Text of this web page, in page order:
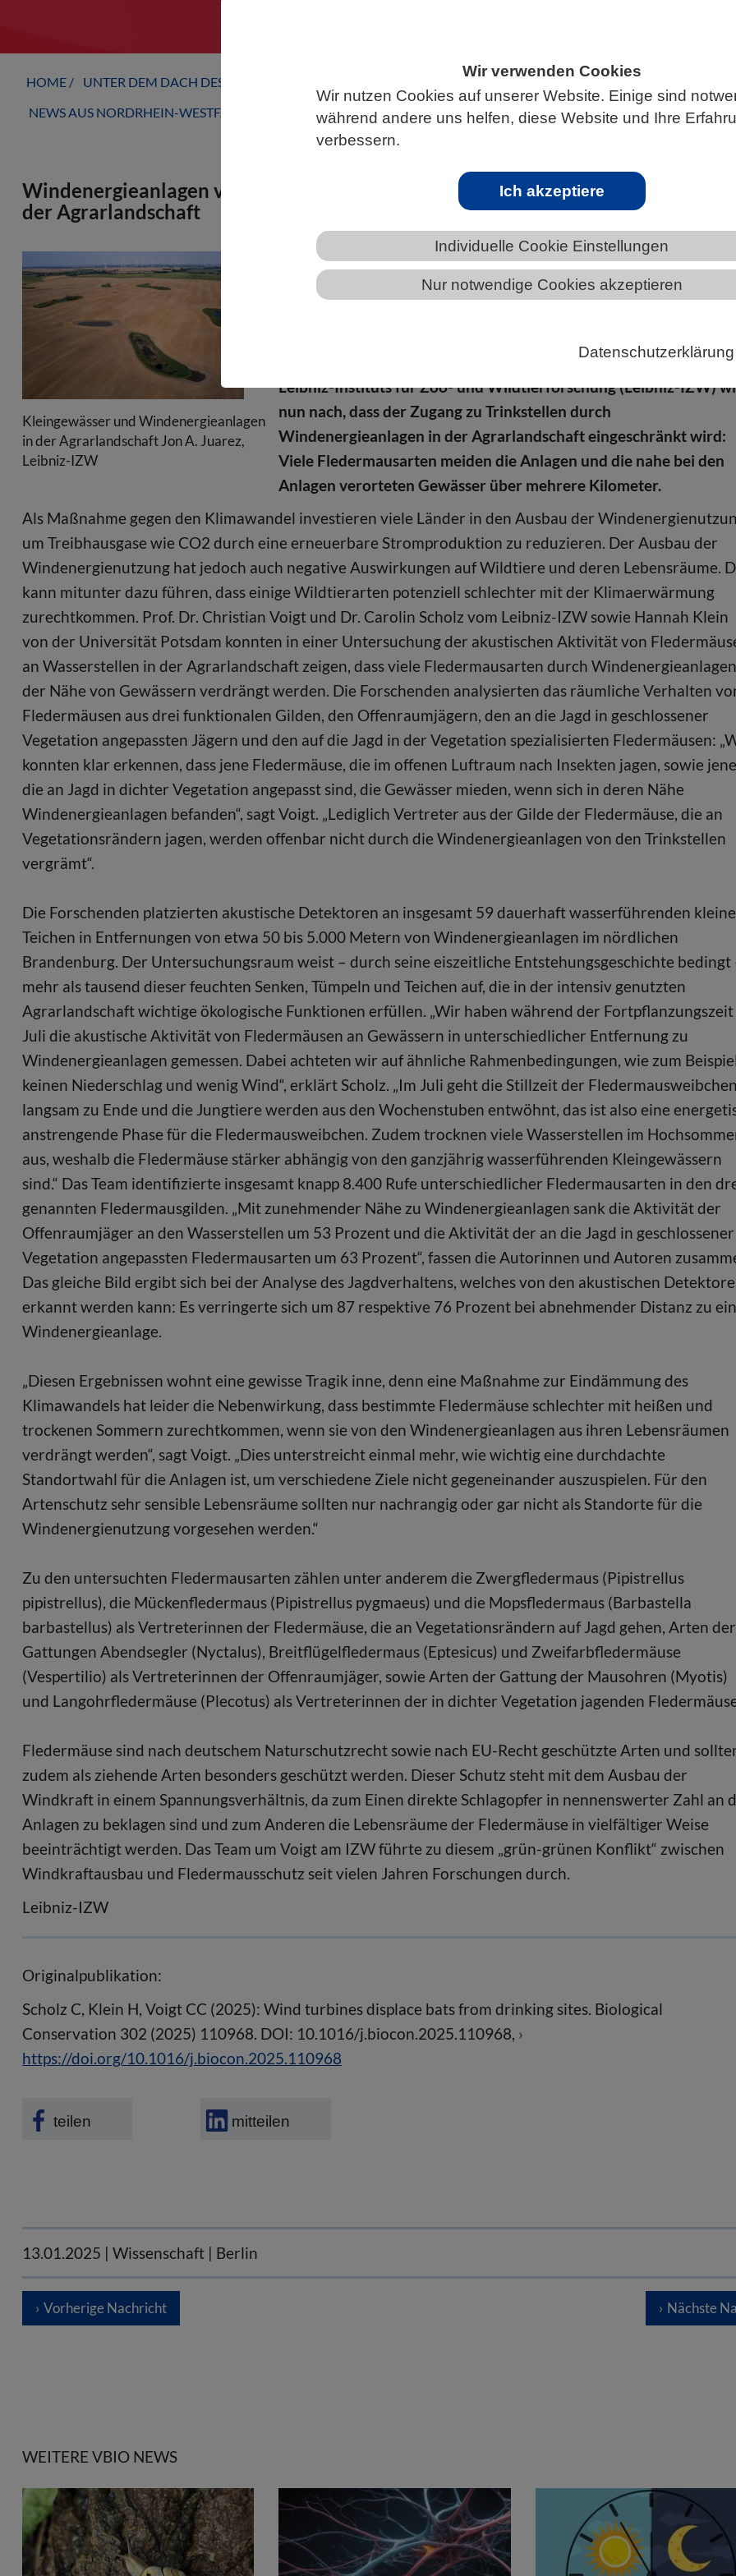
Wir verwenden Cookies
Wir nutzen Cookies auf unserer Website. Einige sind
während andere uns helfen, diese Website und Ihre
verbessern.
Ich akzeptiere
Individuelle Cookie Einstellungen
Nur notwendige Cookies akzeptieren
Datenschutzerklärung
HOME UNTER DEM DACH DES VBIO
NORDRHEIN-WESTFALEN
NEWS AUS NORDRHEIN-WESTFALEN
Windenergieanlagen verschlechtern den Zugang von Fledermäusen zu
der Agrarlandschaft
Kleingewässer und Windenergieanlagen
in der Agrarlandschaft Jon A. Juarez,
Leibniz-IZW
Fledermäuse sind auf offene Gewässer wie kleine Teiche und Seen
für die Jagd und als Trinkstellen angewiesen. Insbesondere in den
Zugang zu Wasser überlebenswichtig. Ein Forschungsteam des
Leibniz-Instituts für Zoo- und Wildtierforschung (Leibniz-IZW)
nun nach, dass der Zugang zu Trinkstellen durch
Windenergieanlagen in der Agrarlandschaft eingeschränkt wird:
Viele Fledermausarten meiden die Anlagen und die nahe bei den
Anlagen verorteten Gewässer über mehrere Kilometer.
Als Maßnahme gegen den Klimawandel investieren viele Länder in den Ausbau der
um Treibhausgase wie CO2 durch eine erneuerbare Stromproduktion zu reduzieren. Der Ausbau der
Windenergienutzung hat jedoch auch negative Auswirkungen auf Wildtiere und deren Lebensräume.
kann mitunter dazu führen, dass einige Wildtierarten potenziell schlechter mit der Klimaerwärmung
zurechtkommen. Prof. Dr. Christian Voigt und Dr. Carolin Scholz vom Leibniz-IZW sowie Hannah Klein
von der Universität Potsdam konnten in einer Untersuchung der akustischen Aktivität von
an Wasserstellen in der Agrarlandschaft zeigen, dass viele Fledermausarten durch
der Nähe von Gewässern verdrängt werden. Die Forschenden analysierten das räumliche Verhalten
Fledermäusen aus drei funktionalen Gilden, den Offenraumjägern, den an die Jagd in geschlossener
Vegetation angepassten Jägern und den auf die Jagd in der Vegetation spezialisierten Fledermäusen:
konnten klar erkennen, dass jene Fledermäuse, die im offenen Luftraum nach Insekten jagen, sowie
die an Jagd in dichter Vegetation angepasst sind, die Gewässer mieden, wenn sich in deren Nähe
Windenergieanlagen befanden“, sagt Voigt. „Lediglich Vertreter aus der Gilde der Fledermäuse, die an
Vegetationsrändern jagen, werden offenbar nicht durch die Windenergieanlagen von den Trinkstellen
vergrämt“.
Die Forschenden platzierten akustische Detektoren an insgesamt 59 dauerhaft wasserführenden
Teichen in Entfernungen von etwa 50 bis 5.000 Metern von Windenergieanlagen im nördlichen
Brandenburg. Der Untersuchungsraum weist – durch seine eiszeitliche Entstehungsgeschichte bedingt
mehr als tausend dieser feuchten Senken, Tümpeln und Teichen auf, die in der intensiv genutzten
Agrarlandschaft wichtige ökologische Funktionen erfüllen. „Wir haben während der Fortpflanzungszeit
Juli die akustische Aktivität von Fledermäusen an Gewässern in unterschiedlicher Entfernung zu
Windenergieanlagen gemessen. Dabei achteten wir auf ähnliche Rahmenbedingungen, wie zum
keinen Niederschlag und wenig Wind“, erklärt Scholz. „Im Juli geht die Stillzeit der Fledermausweibchen
langsam zu Ende und die Jungtiere werden aus den Wochenstuben entwöhnt, das ist also eine
anstrengende Phase für die Fledermausweibchen. Zudem trocknen viele Wasserstellen im
aus, weshalb die Fledermäuse stärker abhängig von den ganzjährig wasserführenden Kleingewässern
sind.“ Das Team identifizierte insgesamt knapp 8.400 Rufe unterschiedlicher Fledermausarten in den
genannten Fledermausgilden. „Mit zunehmender Nähe zu Windenergieanlagen sank die Aktivität der
Offenraumjäger an den Wasserstellen um 53 Prozent und die Aktivität der an die Jagd in geschlossener
Vegetation angepassten Fledermausarten um 63 Prozent“, fassen die Autorinnen und Autoren
Das gleiche Bild ergibt sich bei der Analyse des Jagdverhaltens, welches von den akustischen
erkannt werden kann: Es verringerte sich um 87 respektive 76 Prozent bei abnehmender Distanz zu
Windenergieanlage.
„Diesen Ergebnissen wohnt eine gewisse Tragik inne, denn eine Maßnahme zur Eindämmung des
Klimawandels hat leider die Nebenwirkung, dass bestimmte Fledermäuse schlechter mit heißen und
trockenen Sommern zurechtkommen, wenn sie von den Windenergieanlagen aus ihren Lebensräumen
verdrängt werden“, sagt Voigt. „Dies unterstreicht einmal mehr, wie wichtig eine durchdachte
Standortwahl für die Anlagen ist, um verschiedene Ziele nicht gegeneinander auszuspielen. Für den
Artenschutz sehr sensible Lebensräume sollten nur nachrangig oder gar nicht als Standorte für die
Windenergienutzung vorgesehen werden.“
Zu den untersuchten Fledermausarten zählen unter anderem die Zwergfledermaus (Pipistrellus
pipistrellus), die Mückenfledermaus (Pipistrellus pygmaeus) und die Mopsfledermaus (Barbastella
barbastellus) als Vertreterinnen der Fledermäuse, die an Vegetationsrändern auf Jagd gehen, Arten der
Gattungen Abendsegler (Nyctalus), Breitflügelfledermaus (Eptesicus) und Zweifarbfledermäuse
(Vespertilio) als Vertreterinnen der Offenraumjäger, sowie Arten der Gattung der Mausohren (Myotis)
und Langohrfledermäuse (Plecotus) als Vertreterinnen der in dichter Vegetation jagenden
Fledermäuse sind nach deutschem Naturschutzrecht sowie nach EU-Recht geschützte Arten und
zudem als ziehende Arten besonders geschützt werden. Dieser Schutz steht mit dem Ausbau der
Windkraft in einem Spannungsverhältnis, da zum Einen direkte Schlagopfer in nennenswerter Zahl an
Anlagen zu beklagen sind und zum Anderen die Lebensräume der Fledermäuse in vielfältiger Weise
beeinträchtigt werden. Das Team um Voigt am IZW führte zu diesem „grün-grünen Konflikt“ zwischen
Windkraftausbau und Fledermausschutz seit vielen Jahren Forschungen durch.
Leibniz-IZW
Originalpublikation:
Scholz C, Klein H, Voigt CC (2025): Wind turbines displace bats from drinking sites. Biological
Conservation 302 (2025) 110968. DOI: 10.1016/j.biocon.2025.110968,
https://doi.org/10.1016/j.biocon.2025.110968
teilen mitteilen
13.01.2025 | Wissenschaft | Berlin
Vorherige Nachricht Nächste
WEITERE VBIO NEWS